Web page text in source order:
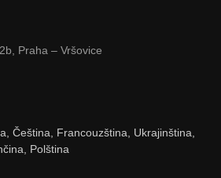
Praha – Vršovice
Čeština, Francouzština, Ukrajinština,
Polština